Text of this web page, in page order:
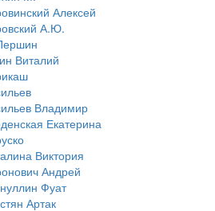
Алексей
А.Ю.
Виталий
Владимир
Екатерина
Виктория
Андрей
Фуат
Артак